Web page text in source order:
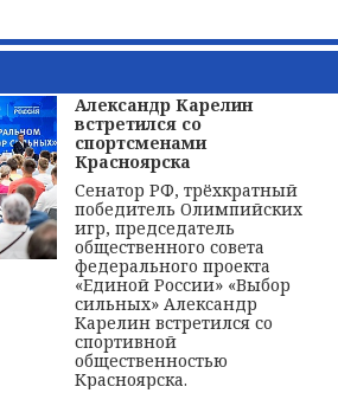
Александр Карелин
встретился со
спортсменами
Красноярска
Сенатор РФ, трёхкратный
победитель Олимпийских
игр, председатель
общественного совета
федерального проекта
«Единой России» «Выбор
сильных» Александр
Карелин встретился со
спортивной
общественностью
Красноярска.